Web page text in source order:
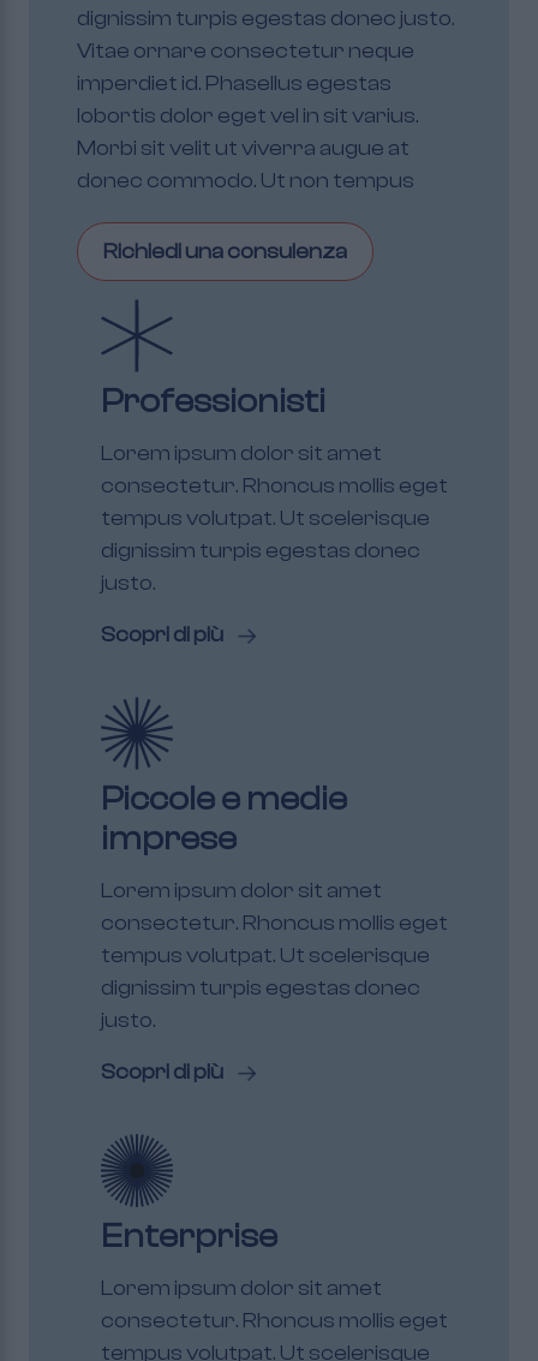
dignissim turpis egestas donec justo.
Vitae ornare consectetur neque
imperdiet id. Phasellus egestas
lobortis dolor eget vel in sit varius.
Morbi sit velit ut viverra augue at
donec commodo. Ut non tempus
Richiedi una consulenza
Professionisti
Lorem ipsum dolor sit amet
consectetur. Rhoncus mollis eget
tempus volutpat. Ut scelerisque
dignissim turpis egestas donec
justo.
Scopri di più
Piccole e medie
imprese
Lorem ipsum dolor sit amet
consectetur. Rhoncus mollis eget
tempus volutpat. Ut scelerisque
dignissim turpis egestas donec
justo.
Scopri di più
Enterprise
Lorem ipsum dolor sit amet
consectetur. Rhoncus mollis eget
tempus volutpat. Ut scelerisque